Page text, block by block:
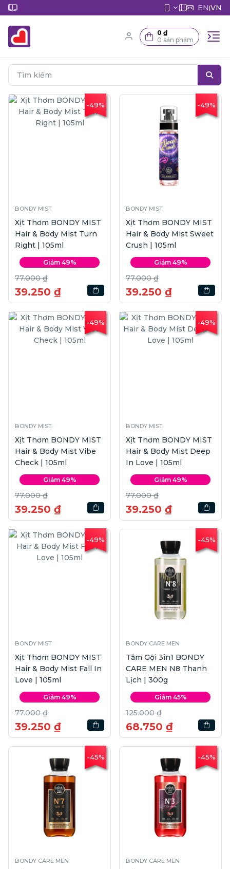
EN|VN
0 ₫
0 sản phẩm
-49%
BONDY MIST
Xịt Thơm BONDY MIST
Hair & Body Mist Turn
Right | 105ml
Giảm 49%
77.000 ₫
39.250 ₫
-49%
BONDY MIST
Xịt Thơm BONDY MIST
Hair & Body Mist Sweet
Crush | 105ml
Giảm 49%
77.000 ₫
39.250 ₫
-49%
BONDY MIST
Xịt Thơm BONDY MIST
Hair & Body Mist Vibe
Check | 105ml
Giảm 49%
77.000 ₫
39.250 ₫
-49%
BONDY MIST
Xịt Thơm BONDY MIST
Hair & Body Mist Deep
In Love | 105ml
Giảm 49%
77.000 ₫
39.250 ₫
-49%
BONDY MIST
Xịt Thơm BONDY MIST
Hair & Body Mist Fall In
Love | 105ml
Giảm 49%
77.000 ₫
39.250 ₫
-45%
BONDY CARE MEN
Tắm Gội 3in1 BONDY
CARE MEN N8 Thanh
Lịch | 300g
Giảm 45%
125.000 ₫
68.750 ₫
-45%
BONDY CARE MEN
-45%
BONDY CARE MEN